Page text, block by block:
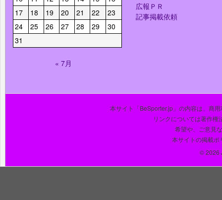
17
18 19 20 21 22
23
24
25 26 27 28 29
30
31
« 7月
広報ＰＲ
記事掲載依頼
本サイト「BeSporter.jp」の内容は、商
リンクについては著作権
希望や、ご意見
本サイトの掲載ポ
© 2026